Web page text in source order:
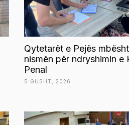
Qytetarët e Pejës
nismën për ndryshimin e
Penal
5 GUSHT, 2026